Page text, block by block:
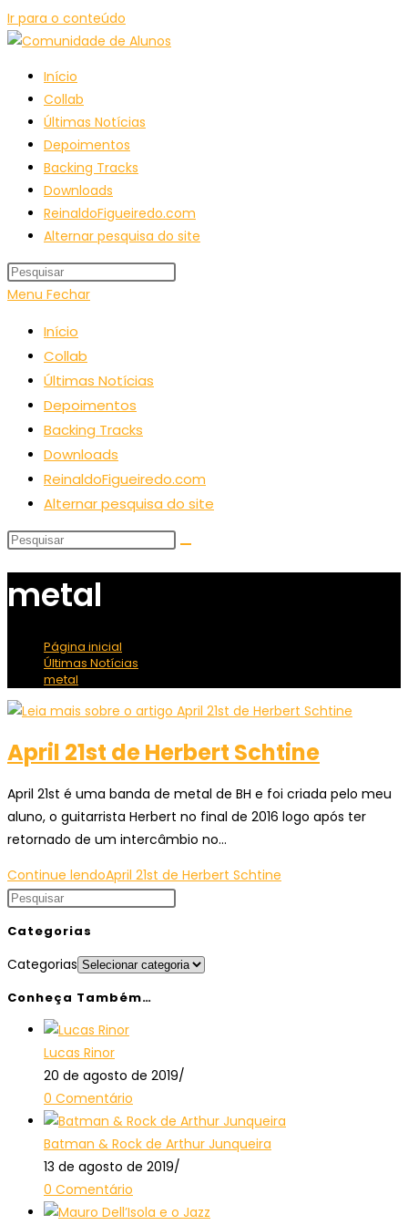
Ir para o conteúdo
Início
Collab
Últimas Notícias
Depoimentos
Backing Tracks
Downloads
ReinaldoFigueiredo.com
Alternar pesquisa do site
Menu Fechar
Início
Collab
Últimas Notícias
Depoimentos
Backing Tracks
Downloads
ReinaldoFigueiredo.com
Alternar pesquisa do site
metal
Página inicial
Últimas Notícias
metal
April 21st de Herbert Schtine
April 21st é uma banda de metal de BH e foi criada pelo meu
aluno, o guitarrista Herbert no final de 2016 logo após ter
retornado de um intercâmbio no…
Continue lendoApril 21st de Herbert Schtine
Categorias
Categorias
Conheça Também…
Lucas Rinor
20 de agosto de 2019/
0 Comentário
Batman & Rock de Arthur Junqueira
13 de agosto de 2019/
0 Comentário